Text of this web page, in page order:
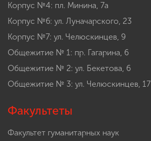
Корпус №4: пл. Минина, 7а
Корпус №6: ул. Луначарского, 23
Корпус №7: ул. Челюскинцев, 9
Общежитие № 1: пр. Гагарина, 6
Общежитие № 2: ул. Бекетова, 6
Общежитие № 3: ул. Челюскинцев, 17
Факультеты
Факультет гуманитарных наук